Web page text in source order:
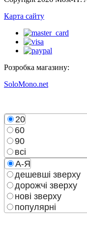
Карта сайту
Розробка магазину:
SoloMono.net
20
60
90
всі
А-Я
дешевші зверху
дорожчі зверху
нові зверху
популярні